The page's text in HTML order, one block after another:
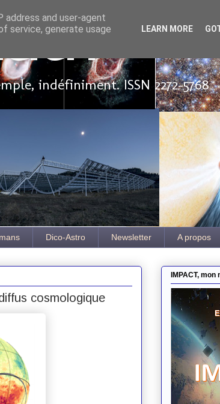
indéfiniment. ISSN 2272-5768
Dico-Astro Newsletter A propos
cosmologique
IMPACT,
address and user-agent
service, generate usage
LEARN MORE